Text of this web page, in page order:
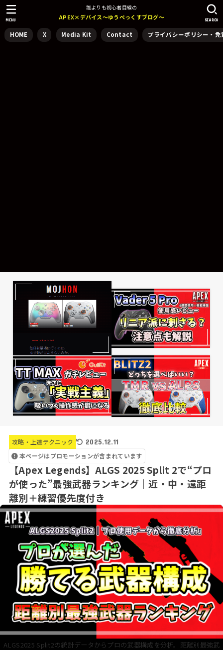
誰よりも初心者目線の
APEX×デバイス～ゆうぺっくすブログ～
HOME X Media Kit Contact プライバシーポリシー・免
SEARCH
MENU
攻略・上達テクニック
2025.12.11
本ページはプロモーションが含まれています
【Apex Legends】ALGS 2025 Split 2で“プロ
が使った”最強武器ランキング｜近・中・遠距
離別＋練習優先度付き
ALGS2025 Split2の統計データからプロの武器構成を分析。距離別最強武